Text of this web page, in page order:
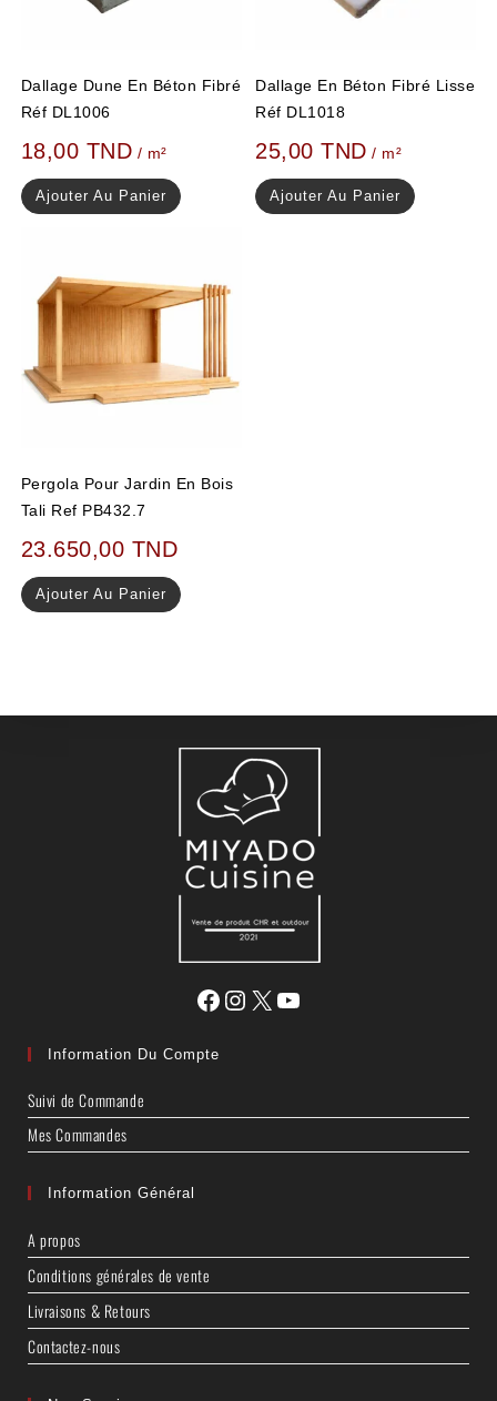
Dallage Dune En Béton Fibré
Réf DL1006
18,00 TND / m²
Ajouter Au Panier
Dallage En Béton Fibré Lisse
Réf DL1018
25,00TND / m²
Ajouter Au Panier
Pergola Pour Jardin En Bois
Tali Ref PB432.7
23.650,00 TND
Ajouter Au Panier
Information Du Compte
Suivi de Commande
Mes Commandes
Information Général
A propos
Conditions générales de vente
Livraisons & Retours
Contactez-nous